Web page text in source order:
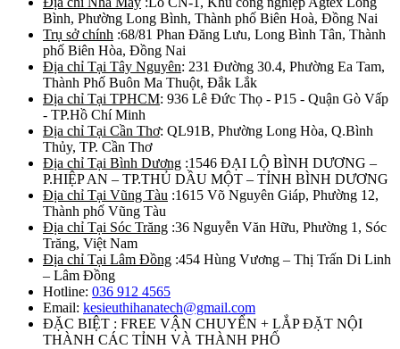
Bình, Phường Long Bình, Thành phố Biên Hoà, Đồng Nai
Trụ sở chính :68/81 Phan Đăng Lưu, Long Bình Tân, Thành
phố Biên Hòa, Đồng Nai
Địa chỉ Tại Tây Nguyên: 231 Đường 30.4, Phường Ea Tam,
Thành Phố Buôn Ma Thuột, Đắk Lắk
Địa chỉ Tại TPHCM: 936 Lê Đức Thọ - P15 - Quận Gò Vấp
- TP.Hồ Chí Minh
Địa chỉ Tại Cần Thơ: QL91B, Phường Long Hòa, Q.Bình
Thủy, TP. Cần Thơ
Địa chỉ Tại Bình Dương :1546 ĐẠI LỘ BÌNH DƯƠNG –
P.HIỆP AN – TP.THỦ DẦU MỘT – TỈNH BÌNH DƯƠNG
Địa chỉ Tại Vũng Tàu :1615 Võ Nguyên Giáp, Phường 12,
Thành phố Vũng Tàu
Địa chỉ Tại Sóc Trăng :36 Nguyễn Văn Hữu, Phường 1, Sóc
Trăng, Việt Nam
Địa chỉ Tại Lâm Đồng :454 Hùng Vương – Thị Trấn Di Linh
– Lâm Đồng
Hotline: 036 912 4565
Email: kesieuthihanatech@gmail.com
ĐẶC BIỆT : FREE VẬN CHUYỂN + LẮP ĐẶT NỘI
THÀNH CÁC TỈNH VÀ THÀNH PHỐ